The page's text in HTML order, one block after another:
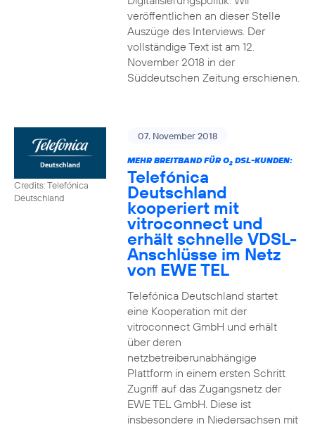
veröffentlichen an dieser Stelle
Auszüge des Interviews. Der
vollständige Text ist am 12.
November 2018 in der
Süddeutschen Zeitung erschienen.
Credits: Telefónica
Deutschland
07. November 2018
MEHR BREITBAND FÜR O2DSL-KUNDEN:
Telefónica
Deutschland
kooperiert mit
vitroconnect und
erhält schnelle VDSL-
Anschlüsse im Netz
von EWE TEL
Telefónica Deutschland startet
eine Kooperation mit der
vitroconnect GmbH und erhält
über deren
netzbetreiberunabhängige
Plattform in einem ersten Schritt
Zugriff auf das Zugangsnetz der
EWE TEL GmbH. Diese ist
insbesondere in Niedersachsen mit